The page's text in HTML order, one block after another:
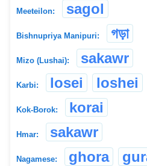
Meeteilon: sagol
Bishnupriya Manipuri: গড়া
Mizo (Lushai): sakawr
Karbi: losei loshei
Kok-Borok: korai
Hmar: sakawr
Nagamese: ghora